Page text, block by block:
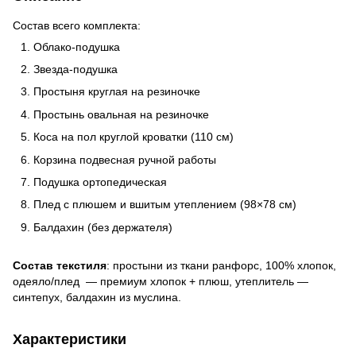
Состав всего комплекта:
Облако-подушка
Звезда-подушка
Простыня круглая на резиночке
Простынь овальная на резиночке
Коса на пол круглой кроватки (110 см)
Корзина подвесная ручной работы
Подушка ортопедическая
Плед с плюшем и вшитым утеплением (98×78 см)
Балдахин (без держателя)
Состав текстиля: простыни из ткани ранфорс, 100% хлопок,
одеяло/плед — премиум хлопок + плюш, утеплитель —
синтепух, балдахин из муслина.
Характеристики